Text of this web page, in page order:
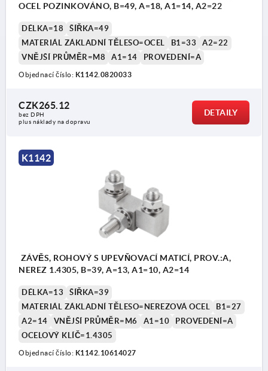
OCEL POZINKOVÁNO, B=49, A=18, A1=14, A2=22
DÉLKA=18
ŠÍŘKA=49
MATERIÁL ZÁKLADNÍ TĚLESO=OCEL
B1=33
A2=22
VNĚJŠÍ PRŮMĚR=M8
A1=14 PROVEDENÍ=A
Objednací číslo: K1142.0820033
CZK265.12
bez DPH
plus náklady na dopravu
DETAILY
K1142
ZÁVĚS, ROHOVÝ S UPEVŇOVACÍ MATICÍ, PROV.:A,
NEREZ 1.4305, B=39, A=13, A1=10, A2=14
DÉLKA=13
ŠÍŘKA=39
MATERIÁL ZÁKLADNÍ TĚLESO=NEREZOVÁ OCEL
B1=27
A2=14
VNĚJŠÍ PRŮMĚR=M6 A1=10
PROVEDENÍ=A
OCELOVÝ KLÍČ=1.4305
Objednací číslo: K1142.10614027